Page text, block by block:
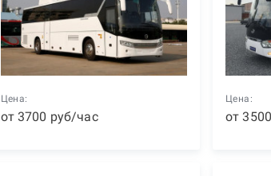
Цена:
от 3700 руб/час
Цена:
от3500